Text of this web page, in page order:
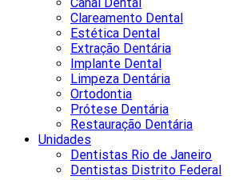
Clareamento Dental
Estética Dental
Extração Dentária
Implante Dental
Limpeza Dentária
Ortodontia
Prótese Dentária
Restauração Dentária
Unidades
Dentistas Rio de Janeiro
Dentistas Distrito Federal